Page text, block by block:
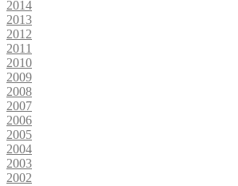
2014
2013
2012
2011
2010
2009
2008
2007
2006
2005
2004
2003
2002